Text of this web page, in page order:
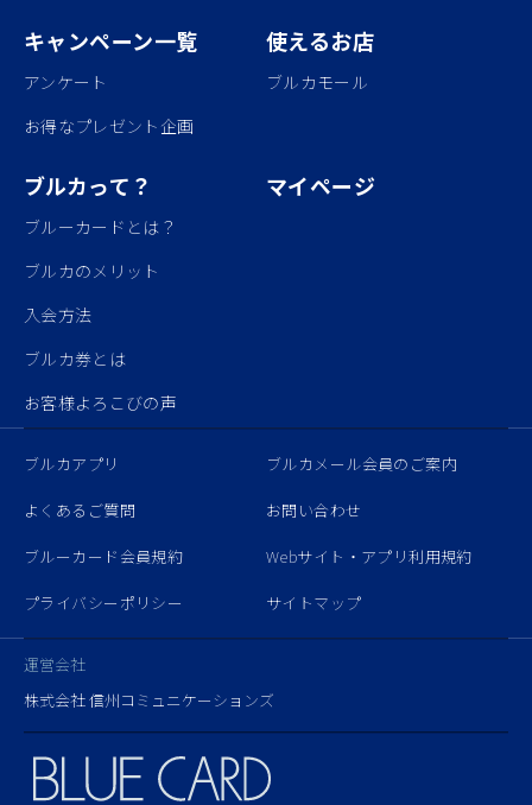
キャンペーン一覧
アンケート
お得なプレゼント企画
使えるお店
ブルカモール
ブルカって？
ブルーカードとは？
ブルカのメリット
入会方法
ブルカ券とは
お客様よろこびの声
マイページ
ブルカアプリ ブルカメール会員のご案内
よくあるご質問 お問い合わせ
ブルーカード会員規約 Webサイト・アプリ利用規約
プライバシーポリシー サイトマップ
運営会社
株式会社 信州コミュニケーションズ